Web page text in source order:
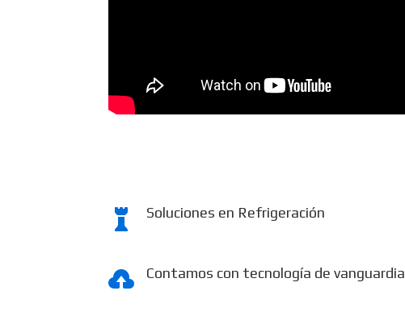
 Soluciones en Refrigeración
 Contamos con tecnología de vanguardia